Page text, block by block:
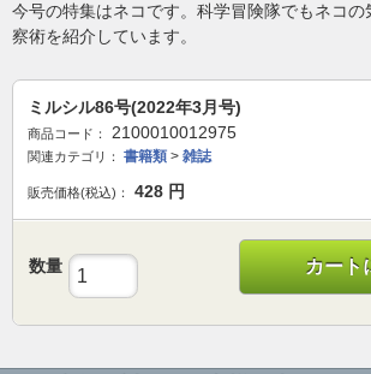
今号の特集はネコです。科学冒険隊でもネコの
察術を紹介しています。
ミルシル86号(2022年3月号)
商品コード： 2100010012975
関連カテゴリ： 書籍類 > 雑誌
販売価格(税込)： 428 円
数量 カート